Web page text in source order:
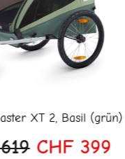
XT 2, Basil (grün)
CHF 619
CHF399